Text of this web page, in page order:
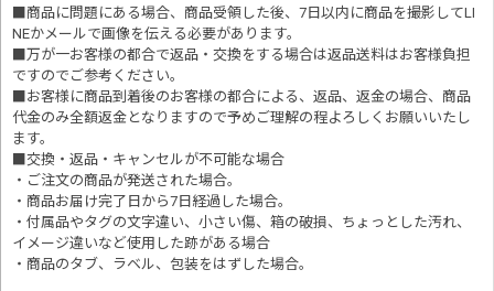
■商品に問題にある場合、商品受領した後、7日以内に商品を撮影してLI
NEかメールで画像を伝える必要があります。
■万が一お客様の都合で返品・交換をする場合は返品送料はお客様負担
ですのでご参考ください。
■お客様に商品到着後のお客様の都合による、返品、返金の場合、商品
代金のみ全額返金となりますので予めご理解の程よろしくお願いいたし
ます。
■交換・返品・キャンセルが不可能な場合
・ご注文の商品が発送された場合。
・商品お届け完了日から7日経過した場合。
・付属品やタグの文字違い、小さい傷、箱の破損、ちょっとした汚れ、
イメージ違いなど使用した跡がある場合
・商品のタブ、ラベル、包装をはずした場合。